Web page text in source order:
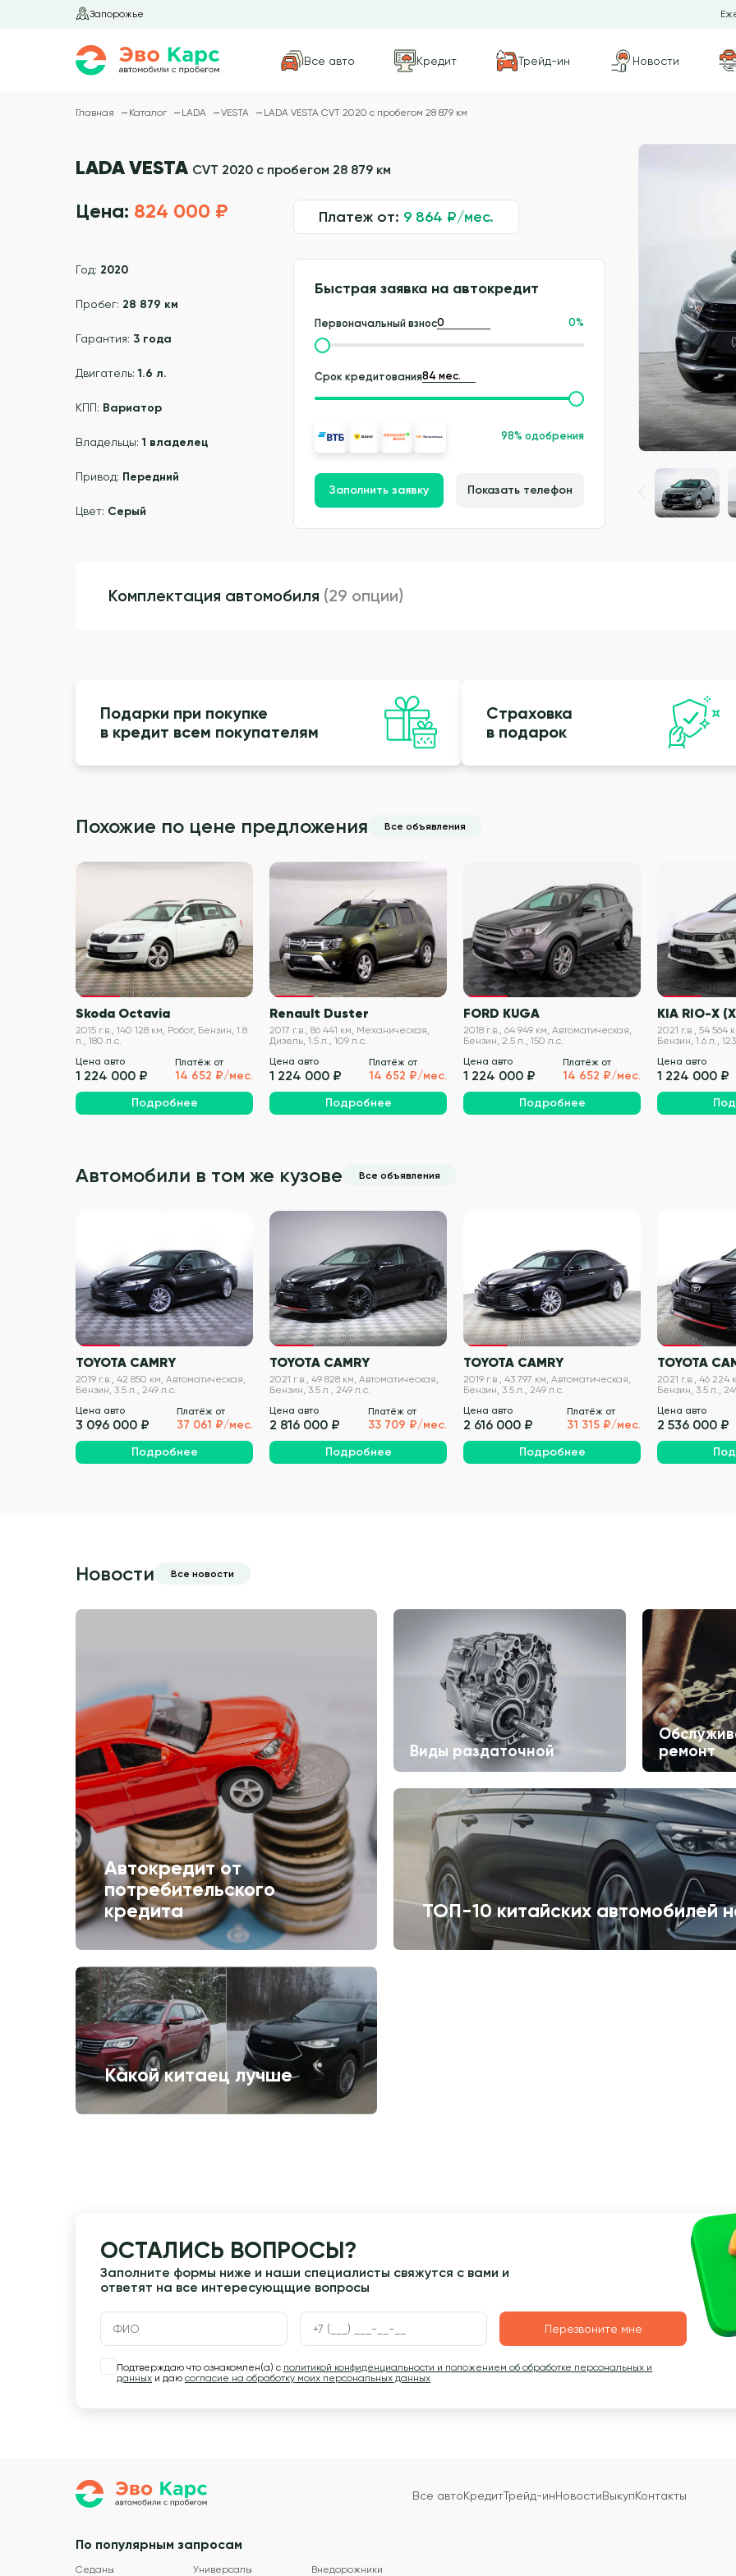
Запорожье
Все авто Кредит Трейд-ин Новости
Главная Каталог LADA VESTA LADA VESTA CVT 2020 с пробегом 28 879 км
LADA VESTA CVT 2020 с пробегом 28 879 км
Цена: 824 000 ₽
Год: 2020
Пробег: 28 879 км
Гарантия: 3 года
Двигатель:1.6 л.
КПП: Вариатор
Владельцы:1 владелец
Привод: Передний
Цвет: Серый
Платеж от: 9 864 ₽/мес.
Быстрая заявка на автокредит
Первоначальный взнос 0%
Срок кредитования
98% одобрения
Заполнить заявку Показать телефон
Комплектация автомобиля (29 опции)
Подарки при покупке
в кредит всем покупателям
Страховка
в подарок
Похожие по цене предложения Все объявления
VIN проверен
Skoda Octavia
2015 г.в., 140 128 км, Робот, Бензин, 1.8
л., 180 л.с.
Цена авто
1 224 000 ₽
Платёж от
14 652 ₽/мес.
Подробнее
VIN проверен
Renault Duster
2017 г.в., 86 441 км, Механическая,
Дизель, 1.5 л., 109 л.с.
Цена авто
1 224 000 ₽
Платёж от
14 652 ₽/мес.
Подробнее
VIN проверен
FORD KUGA
2018 г.в., 64 949 км, Автоматическая,
Бензин, 2.5 л., 150 л.с.
Цена авто
1 224 000 ₽
Платёж от
14 652 ₽/мес.
Подробнее
KIA RIO-X
2021 г.в., 54 564
Бензин, 1.6 л.,
Цена авто
1 224 000 ₽
Автомобили в том же кузове Все объявления
VIN проверен
TOYOTA CAMRY
2019 г.в., 42 850 км, Автоматическая,
Бензин, 3.5 л., 249 л.с.
Цена авто
3 096 000 ₽
Платёж от
37 061 ₽/мес.
Подробнее
VIN проверен
TOYOTA CAMRY
2021 г.в., 49 828 км, Автоматическая,
Бензин, 3.5 л., 249 л.с.
Цена авто
2 816 000 ₽
Платёж от
33 709 ₽/мес.
Подробнее
VIN проверен
TOYOTA CAMRY
2019 г.в., 43 797 км, Автоматическая,
Бензин, 3.5 л., 249 л.с.
Цена авто
2 616 000 ₽
Платёж от
31 315 ₽/мес.
Подробнее
TOYOTA
2021 г.в., 46 224
Бензин, 3.5 л.,
Цена авто
2 536 000 ₽
Новости Все новости
Автокредит от
потребительского
кредита
Виды раздаточной
ремонт
ТОП-10 китайских автомобилей
Какой китаец лучше
ОСТАЛИСЬ ВОПРОСЫ?
Заполните формы ниже и наши специалисты свяжутся с вами и
ответят на все интересующщие вопросы
Перезвоните мне
Подтверждаю что ознакомлен(а) с политикой конфиденциальности и положением об обработке персональных и
данных и даю согласие на обработку моих персональных данных
Все автоКредитТрейд-инНовостиВыкупКонтакты
По популярным запросам
Седаны Универсалы Внедорожники